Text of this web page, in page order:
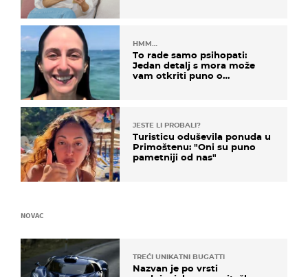
HMM…
To rade samo psihopati:
Jedan detalj s mora može
vam otkriti puno o
JESTE LI PROBALI?
Turisticu oduševila ponuda u
Primoštenu: "Oni su puno
pametniji od nas"
NOVAC
TREĆI UNIKATNI BUGATTI
Nazvan je po vrsti